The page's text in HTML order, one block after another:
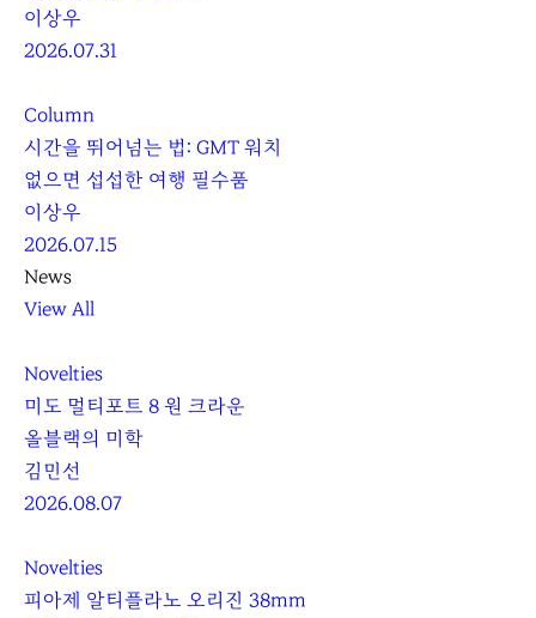
이상우
2026.07.31
Column
시간을 뛰어넘는 법: GMT 워치
없으면 섭섭한 여행 필수품
이상우
2026.07.15
News
View All
Novelties
미도 멀티포트 8 원 크라운
올블랙의 미학
김민선
2026.08.07
Novelties
피아제 알티플라노 오리진 38mm